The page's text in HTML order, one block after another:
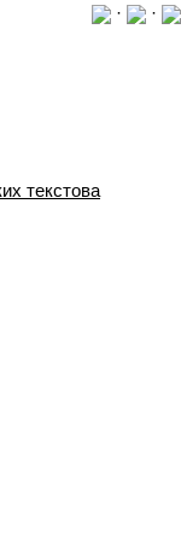
· ·
текстова